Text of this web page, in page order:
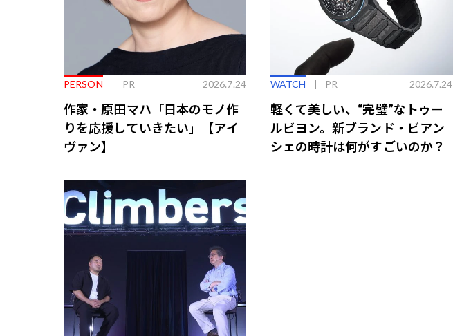
PERSON PR 2026.7.24
作家・原田マハ「日本のモノ作
りを応援していきたい」【アイ
ヴァン】
WATCH PR 2026.7.24
軽くて美しい、“完璧”なトゥー
ルビヨン。新ブランド・ビアン
シェの時計は何がすごいのか？